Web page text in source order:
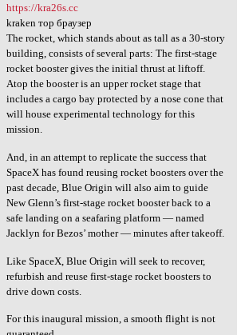
https://kra26s.cc
kraken тор браузер
The rocket, which stands about as tall as a 30-story
building, consists of several parts: The first-stage
rocket booster gives the initial thrust at liftoff.
Atop the booster is an upper rocket stage that
includes a cargo bay protected by a nose cone that
will house experimental technology for this
mission.
And, in an attempt to replicate the success that
SpaceX has found reusing rocket boosters over the
past decade, Blue Origin will also aim to guide
New Glenn’s first-stage rocket booster back to a
safe landing on a seafaring platform — named
Jacklyn for Bezos’ mother — minutes after takeoff.
Like SpaceX, Blue Origin will seek to recover,
refurbish and reuse first-stage rocket boosters to
drive down costs.
For this inaugural mission, a smooth flight is not